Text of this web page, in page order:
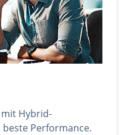
Hybrid-
beste Performance.